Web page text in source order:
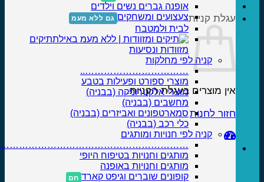
עגלת קניות
אין מוצרים בעגלת הקניות.
חזור לחנות
אופנה גברים נשים וילדים
צעצועים ומשחקים
לבית ולמטבח
תיקים
מזוודות ונסיעות
קניה לפי מחלקות
……………………………..
מוצרי ספורט ופעילות בטבע
מוצרי אלקטרוניקה (בבניה)
מחשבים (בבניה)
סמארטפונים ואביזרים (בבניה)
כלי רכב (בבניה)
קניה לפי חנויות ומותגים
……………………………………………………….
מותגים וחנויות בטיפוח היופי
מותגים וחנויות באופנה
קופונים שוברים וגיפט קארד